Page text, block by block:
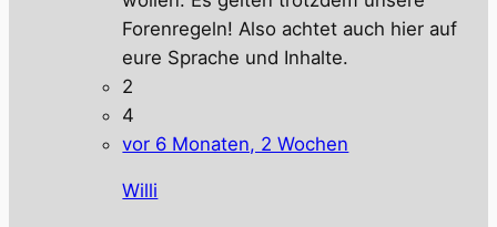
Forenregeln! Also achtet auch hier auf
eure Sprache und Inhalte.
2
4
vor 6 Monaten, 2 Wochen
Willi